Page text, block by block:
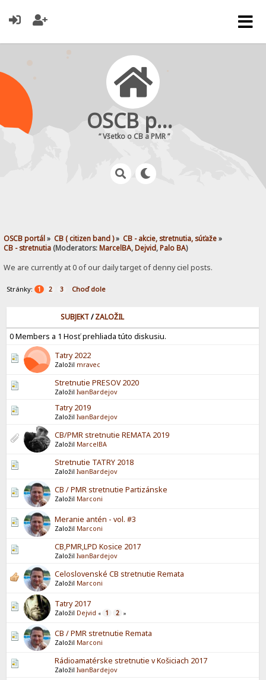
OSCB portál
“ Všetko o CB a PMR ”
OSCB portál» CB ( citizen band )» CB - akcie, stretnutia, súťaže»
CB - stretnutia (Moderators:MarcelBA,Dejvid,Palo BA)
We are currently at 0 of our daily target of denny ciel posts.
Stránky: 1 2 3 Choď dole
SUBJEKT/ZALOŽIL
0 Members a 1 Hosť prehliada túto diskusiu.
Tatry 2022
Založil mravec
Stretnutie PRESOV 2020
ZaložilIvanBardejov
Tatry 2019
ZaložilIvanBardejov
CB/PMR stretnutie REMATA 2019
Založil MarcelBA
Stretnutie TATRY 2018
ZaložilIvanBardejov
CB / PMR stretnutie Partizánske
Založil Marconi
Meranie antén - vol. #3
Založil Marconi
CB,PMR,LPD Kosice 2017
ZaložilIvanBardejov
Celoslovenské CB stretnutie Remata
Založil Marconi
Tatry 2017
Založil Dejvid « 1 2 »
CB / PMR stretnutie Remata
Založil Marconi
Rádioamatérske stretnutie v Košiciach 2017
ZaložilIvanBardejov